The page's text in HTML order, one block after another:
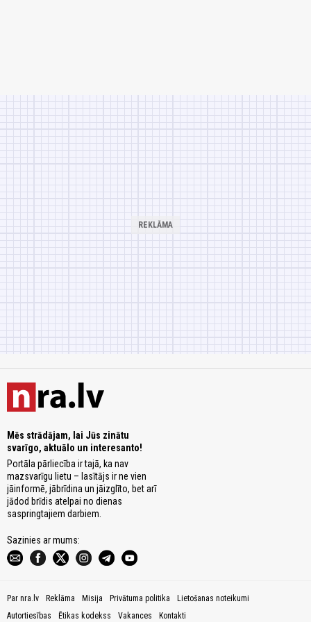
Mēs strādājam, lai Jūs zinātu
svarīgo, aktuālo un interesanto!
Portāla pārliecība ir tajā, ka nav
mazsvarīgu lietu – lasītājs ir ne vien
jāinformē, jābrīdina un jāizglīto, bet arī
jādod brīdis atelpai no dienas
saspringtajiem darbiem.
Sazinies ar mums:
Par nra.lv Reklāma Misija Privātuma politika
Lietošanas noteikumi
Autortiesības
Ētikas kodekss Vakances Kontakti